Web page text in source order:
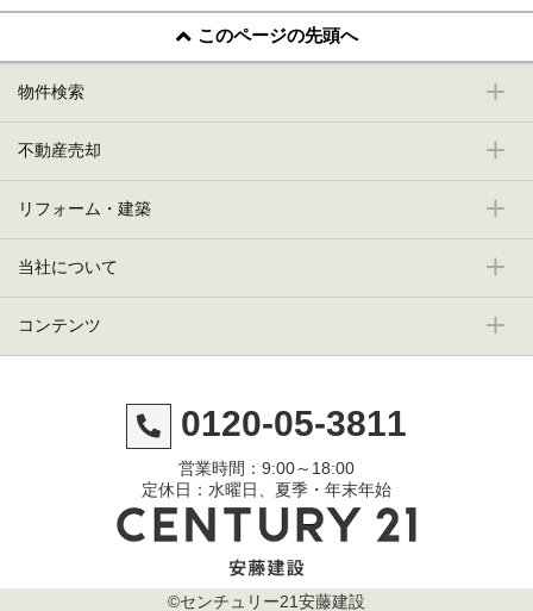
このページの先頭へ
物件検索
不動産売却
リフォーム・建築
当社について
コンテンツ
0120-05-3811
営業時間：9:00～18:00
定休日：水曜日、夏季・年末年始
©センチュリー21安藤建設